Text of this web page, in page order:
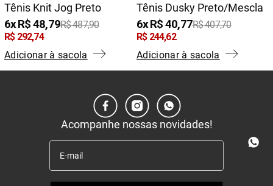
Tênis Knit Jog Preto
6 R$48,79R$487,90
R$ 292,74
Adicionar à sacola
Tênis Dusky Preto/mescla
6 R$40,77R$407,70
R$ 244,62
Adicionar à sacola
Acompanhe nossas novidades!